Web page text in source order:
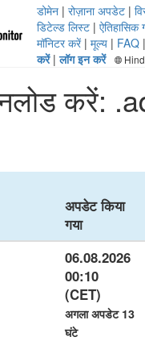
डोमेन | रोज़ाना अपडेट |
डिटेल्ड लिस्ट | ऐतिहासिक
मॉनिटर करें| मूल्य | FAQ |
करें|लॉग इन करें
करें:
अपडेट किया
गया
06.08.2026
00:10
(CET)
अगला अपडेट 13
घंटे